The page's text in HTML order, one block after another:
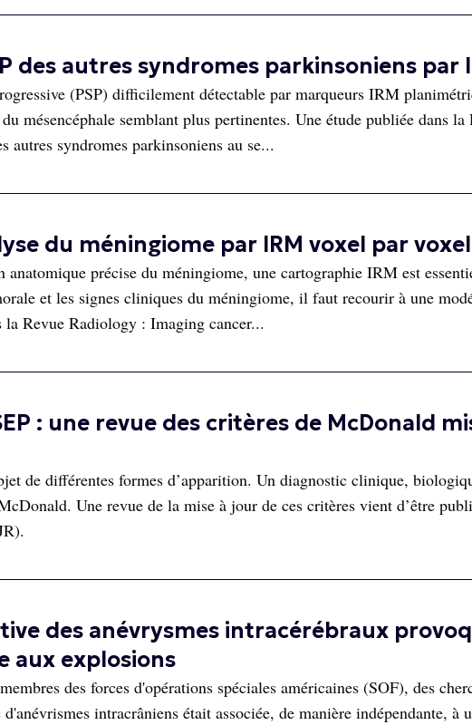
des autres syndromes parkinsoniens par
(PSP) difficilement détectable par marqueurs IRM
mésencéphale semblant plus pertinentes. Une étude publiée dans
autres syndromes parkinsoniens au se...
du méningiome par IRM voxel par voxel
anatomique précise du méningiome, une cartographie IRM est
et les signes cliniques du méningiome, il faut recourir à une
la Revue Radiology : Imaging cancer...
: une revue des critères de McDonald
de différentes formes d’apparition. Un diagnostic clinique,
Une revue de la mise à jour de ces critères vient d’être
des anévrysmes intracérébraux
aux explosions
des forces d'opérations spéciales américaines (SOF), des
intracrâniens était associée, de manière indépendante, à